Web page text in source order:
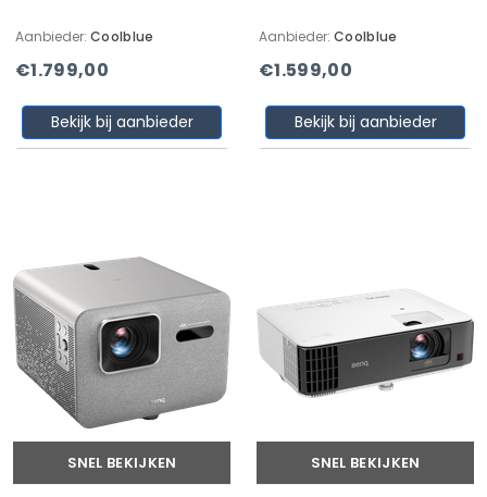
Aanbieder: Coolblue
€1.799,00
Bekijk bij aanbieder
Aanbieder: Coolblue
€1.599,00
Bekijk bij aanbieder
SNEL BEKIJKEN SNEL BEKIJKEN